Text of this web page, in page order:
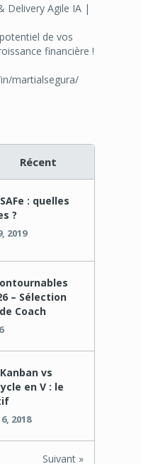
Delivery Agile IA |
de vos
financière !
martialsegura/
Récent
: quelles
?
2019
– Sélection
Coach
vs
en V : le
2018
Suivant »